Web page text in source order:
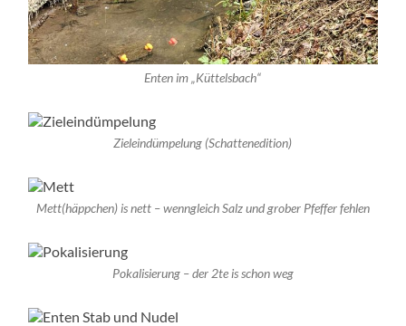
Enten im „Küttelsbach“
Zieleindümpelung (Schattenedition)
Mett(häppchen) is nett – wenngleich Salz und grober Pfeffer fehlen
Pokalisierung – der 2te is schon weg